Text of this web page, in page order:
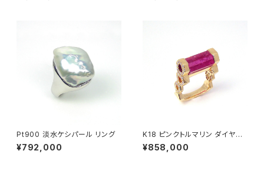
Pt900 淡水ケシパール リング
¥792,000
K18 ピンクトルマリン ダイヤモ
ンド リング
¥858,000